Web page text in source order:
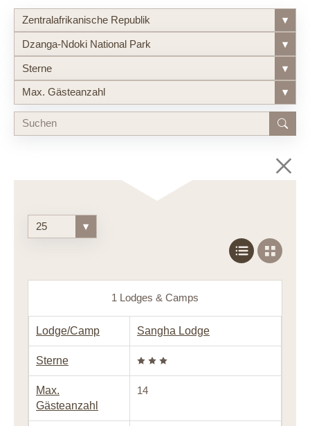
Zentralafrikanische Republik ▾
Dzanga-Ndoki National Park ▾
Sterne ▾
Max. Gästeanzahl ▾
25 ▾
1 Lodges & Camps
Lodge/Camp Sangha Lodge
Sterne
Max.
Gästeanzahl
14